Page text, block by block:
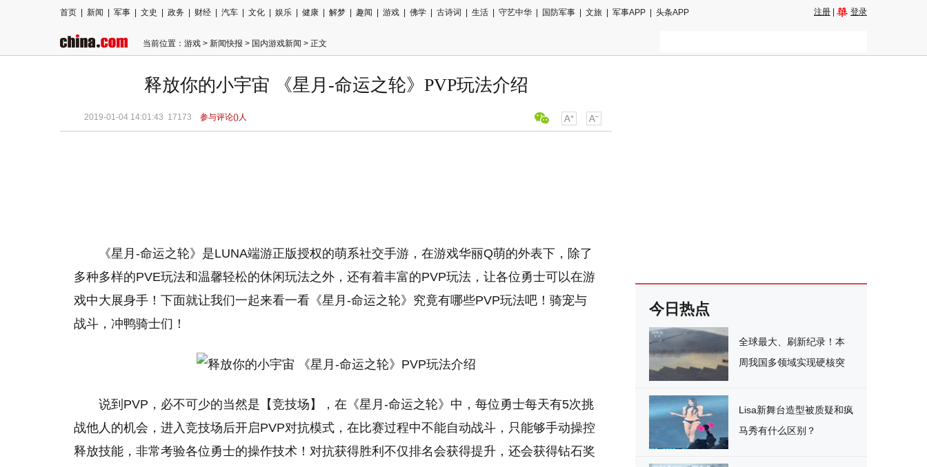
首页 新闻 军事 文史 政务 财经 汽车 文化 娱乐 健康 解梦 趣闻 游戏 佛学 古诗词 生活 守艺中华 国防军事 文旅 军事APP 头条APP 注册 登录
当前位置： 游戏 > 新闻快报 > 国内游戏新闻 > 正文
释放你的小宇宙 《星月-命运之轮》PVP玩法介绍
2019-01-04 14:01:43 17173 参与评论()人
《星月 -命运之轮》是LUNA端游正版授权的萌系社交手游，在游戏华丽Q萌的外表下，除了
多种多样的PVE玩法和温馨轻松的休闲玩法之外，还有着丰富的PVP玩法，让各位勇士可以在游
戏中大展身手！下面就让我们一起来看一看《星月-命运之轮》究竟有哪些PVP玩法吧！骑宠与
战斗，冲鸭骑士们！
说到PVP，必不可少的当然是【竞技场】，在《星月-命运之轮》中，每位勇士每天有5次挑
战他人的机会，进入竞技场后开启PVP对抗模式，在比赛过程中不能自动战斗，只能够手动操控
释放技能，非常考验各位勇士的操作技术！对抗获得胜利不仅排名会获得提升，还会获得钻石奖
今日热点
全球最大、刷新纪录！本
周我国多领域实现硬核突
Lisa新舞台造型被质疑和疯
马秀有什么区别？